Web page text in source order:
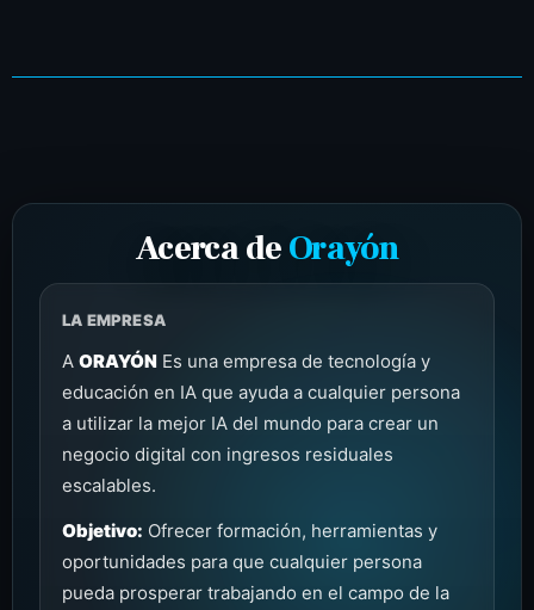
Acerca deOrayón
LA EMPRESA
A ORAYÓN Es una empresa de tecnología y
educación en IA que ayuda a cualquier persona
a utilizar la mejor IA del mundo para crear un
negocio digital con ingresos residuales
escalables.
Objetivo: Ofrecer formación, herramientas y
oportunidades para que cualquier persona
pueda prosperar trabajando en el campo de la